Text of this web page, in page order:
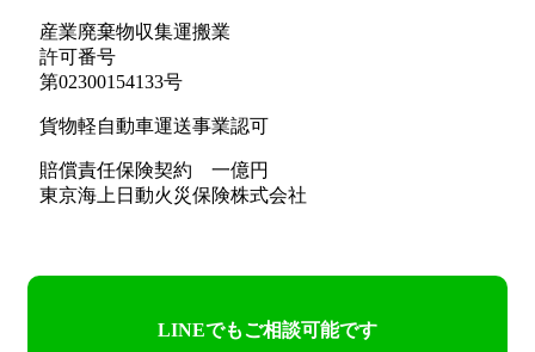
■ 2025/09/29
の専門業者が『自慢のハスクバ
ーナー・ゼノア製のチェーンソ
ー』をお売りします(希望のお客
■ 2025/04/12
産業廃棄物収集運搬業
許可番号
第02300154133号
貨物軽自動車運送事業認可
賠償責任保険契約 一億円
東京海上日動火災保険株式会社
LINEでもご相談可能です